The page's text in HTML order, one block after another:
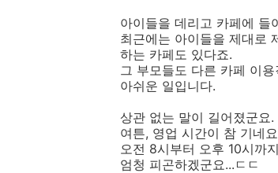
아이들을 데리고 카페에 들
최근에는 아이들을 제대로
하는 카페도 있다죠.
그 부모들도 다른 카페 이
아쉬운 일입니다.
상관 없는 말이 길어졌군요.
여튼, 영업 시간이 참 기네
오전 8시부터 오후 10시까
엄청 피곤하겠군요...ㄷㄷ